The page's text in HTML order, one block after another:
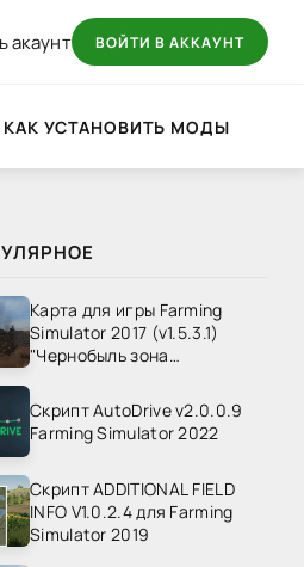
акаунт ВОЙТИ В АККАУНТ
КАК УСТАНОВИТЬ МОДЫ
Карта для игры Farming
Simulator 2017 (v1.5.3.1)
"Чернобыль зона
Скрипт AutoDrive v2.0.0.9
Farming Simulator 2022
Скрипт ADDITIONAL FIELD
INFO V1.0.2.4 для Farming
Simulator 2019